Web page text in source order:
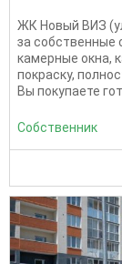
ЖК Новый ВИЗ
за собственные
камерные окна,
покраску,
Вы покупаете
Собственник